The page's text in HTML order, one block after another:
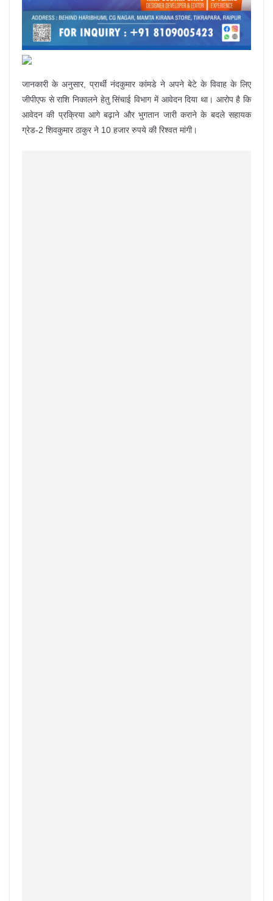
जानकारी के अनुसार, प्रार्थी नंदकुमार कांमडे ने अपने बेटे के विवाह के लिए
जीपीएफ से राशि निकालने हेतु सिंचाई विभाग में आवेदन दिया था। आरोप है कि
आवेदन की प्रक्रिया आगे बढ़ाने और भुगतान जारी कराने के बदले सहायक
ग्रेड-2 शिवकुमार ठाकुर ने 10 हजार रुपये की रिश्वत मांगी।